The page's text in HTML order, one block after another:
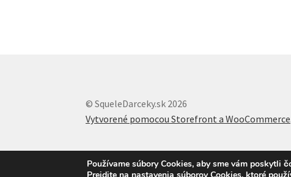
© SqueleDarceky.sk 2026
Vytvorené pomocou Storefront a WooCommerce
Používame súbory Cookies, aby sme vám poskytli